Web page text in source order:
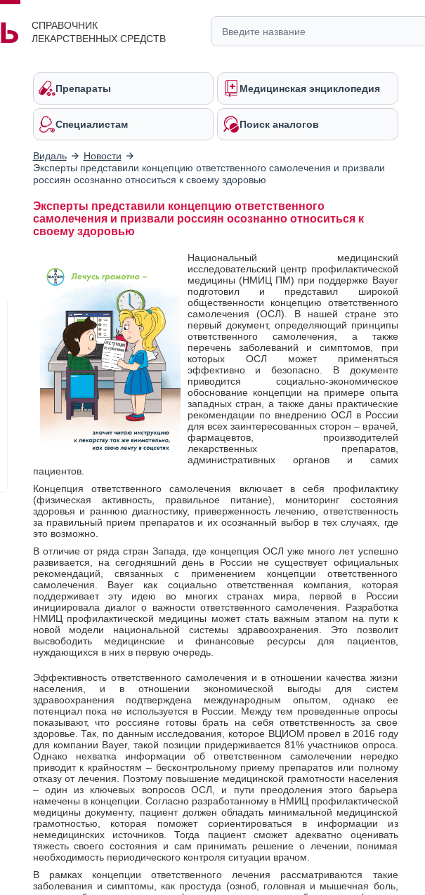
СПРАВОЧНИК
ЛЕКАРСТВЕННЫХ СРЕДСТВ
Препараты Медицинская энциклопедия
Специалистам Поиск аналогов
Видаль
Новости
Эксперты представили концепцию ответственного самолечения и призвали
россиян осознанно относиться к своему здоровью
Эксперты представили концепцию ответственного
самолечения и призвали россиян осознанно относиться к
своему здоровью
Национальный медицинский
исследовательский центр профилактической
медицины (НМИЦ ПМ) при поддержке Bayer
подготовил и представил широкой
общественности концепцию ответственного
самолечения (ОСЛ). В нашей стране это
первый документ, определяющий принципы
ответственного самолечения, а также
перечень заболеваний и симптомов, при
которых ОСЛ может применяться
эффективно и безопасно. В документе
приводится социально-экономическое
обоснование концепции на примере опыта
западных стран, а также даны практические
рекомендации по внедрению ОСЛ в России
для всех заинтересованных сторон – врачей,
фармацевтов, производителей
лекарственных препаратов,
административных органов и самих
пациентов.
Концепция ответственного самолечения включает в себя профилактику
(физическая активность, правильное питание), мониторинг состояния
здоровья и раннюю диагностику, приверженность лечению, ответственность
за правильный прием препаратов и их осознанный выбор в тех случаях, где
это возможно.
В отличие от ряда стран Запада, где концепция ОСЛ уже много лет успешно
развивается, на сегодняшний день в России не существует официальных
рекомендаций, связанных с применением концепции ответственного
самолечения. Bayer как социально ответственная компания, которая
поддерживает эту идею во многих странах мира, первой в России
инициировала диалог о важности ответственного самолечения. Разработка
НМИЦ профилактической медицины может стать важным этапом на пути к
новой модели национальной системы здравоохранения. Это позволит
высвободить медицинские и финансовые ресурсы для пациентов,
нуждающихся в них в первую очередь.
Эффективность ответственного самолечения и в отношении качества жизни
населения, и в отношении экономической выгоды для систем
здравоохранения подтверждена международным опытом, однако ее
потенциал пока не используется в России. Между тем проведенные опросы
показывают, что россияне готовы брать на себя ответственность за свое
здоровье. Так, по данным исследования, которое ВЦИОМ провел в 2016 году
для компании Bayer, такой позиции придерживается 81% участников опроса.
Однако нехватка информации об ответственном самолечении нередко
приводит к крайностям – бесконтрольному приему препаратов или полному
отказу от лечения. Поэтому повышение медицинской грамотности населения
– один из ключевых вопросов ОСЛ, и пути преодоления этого барьера
намечены в концепции. Согласно разработанному в НМИЦ профилактической
медицины документу, пациент должен обладать минимальной медицинской
грамотностью, которая поможет сориентироваться в информации из
немедицинских источников. Тогда пациент сможет адекватно оценивать
тяжесть своего состояния и сам принимать решение о лечении, понимая
необходимость периодического контроля ситуации врачом.
В рамках концепции ответственного лечения рассматриваются такие
заболевания и симптомы, как простуда (озноб, головная и мышечная боль,